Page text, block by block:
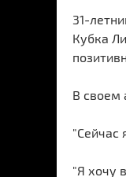
31-
Кубка
В своем
"Сейчас
"Я хочу